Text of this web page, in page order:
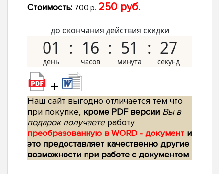
Стоимость: 700 р.250 руб.
до окончания действия скидки
01 16 51 26
+
Наш сайт выгодно отличается тем что
при покупке, кроме PDF версии Вы в
подарок получаетеработу
преобразованную в WORD - документ и
это предоставляет качественно другие
возможности при работе с документом